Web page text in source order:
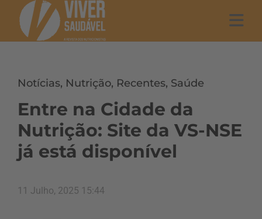
Notícias, Nutrição, Recentes, Saúde
Entre na Cidade da
Nutrição: Site da VS-NSE
já está disponível
11 Julho, 2025 15:44